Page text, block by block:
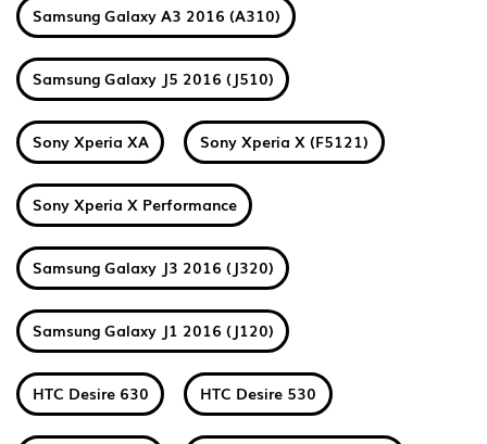
Samsung Galaxy A3 2016 (A310)
Samsung Galaxy J5 2016 (J510)
Sony Xperia XA Sony Xperia X (F5121)
Sony Xperia X Performance
Samsung Galaxy J3 2016 (J320)
Samsung Galaxy J1 2016 (J120)
HTC Desire 630 HTC Desire 530